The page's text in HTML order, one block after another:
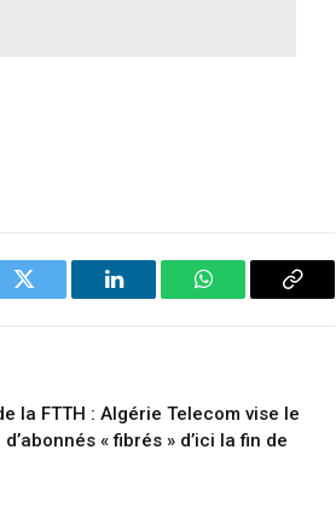
Twitter LinkedIn WhatsAppCopy
la FTTH : Algérie Telecom vise le
« fibrés » d’ici la fin de